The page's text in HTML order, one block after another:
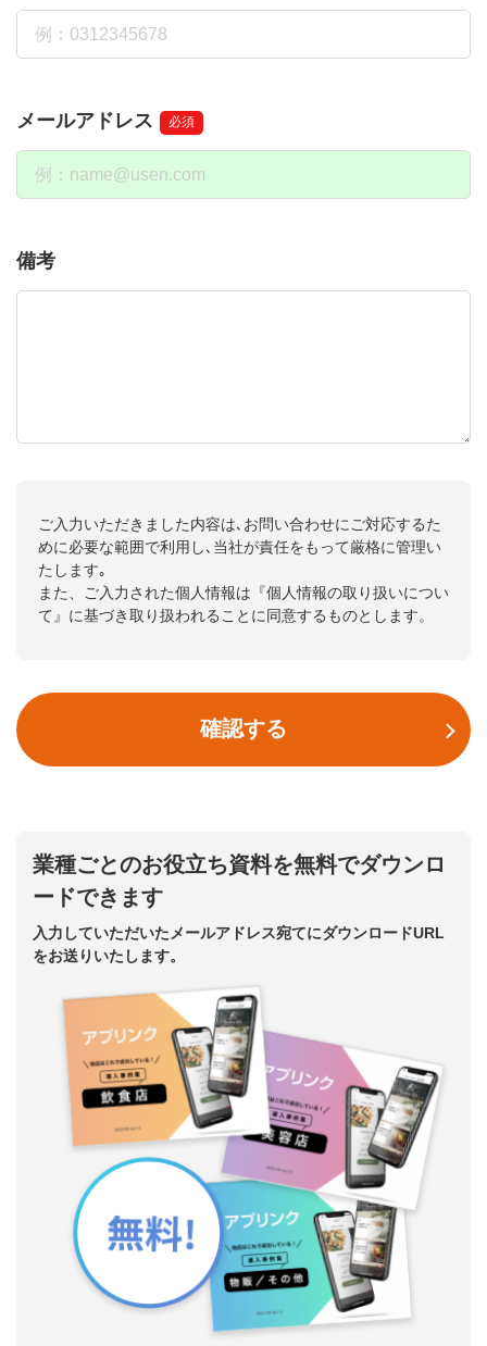
メールアドレス 必須
備考
ご入力いただきました内容は､お問い合わせにご対応するた
めに必要な範囲で利用し､当社が責任をもって厳格に管理い
たします｡
また、ご入力された個人情報は『個人情報の取り扱いについ
て 』に基づき取り扱われることに同意するものとします。
確認する
業種ごとのお役立ち資料を無料でダウンロ
ードできます
入力していただいたメールアドレス宛てにダウンロードURL
をお送りいたします。